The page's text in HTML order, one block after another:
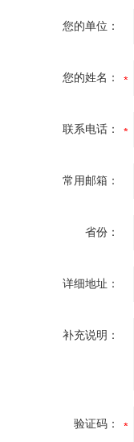
您的单位：
您的姓名：
联系电话：
常用邮箱：
省份：
详细地址：
补充说明：
验证码：